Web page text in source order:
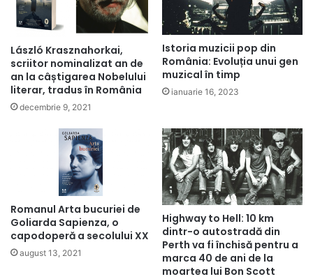
László Krasznahorkai,
scriitor nominalizat an de
an la câștigarea Nobelului
literar, tradus în România
decembrie 9, 2021
Istoria muzicii pop din
România: Evoluția unui gen
muzical în timp
ianuarie 16, 2023
Romanul Arta bucuriei de
Goliarda Sapienza, o
capodoperă a secolului XX
august 13, 2021
Highway to Hell: 10 km
dintr-o autostradă din
Perth va fi închisă pentru a
marca 40 de ani de la
moartea lui Bon Scott